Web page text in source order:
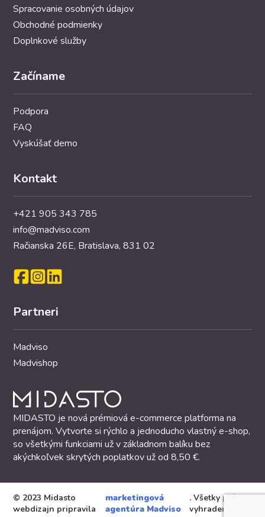
Spracovanie osobných údajov
Obchodné podmienky
Doplnkové služby
Začíname
Podpora
FAQ
Vyskúšať demo
Kontakt
+421 905 343 785
info@madviso.com
Račianska 26E, Bratislava, 831 02
Partneri
Madviso
Madvishop
MIDASTO je nová prémiová e-commerce platforma na
prenájom. Vytvorte si rýchlo a jednoducho vlastný e-shop,
so všetkými funkciami už v základnom balíku bez
akýchkoľvek skrytých poplatkov už od 8,50 €.
© 2023 Midasto
webdizajn pripravila
marketingová
agentúra Madviso
. Všetky práva
vyhradené.